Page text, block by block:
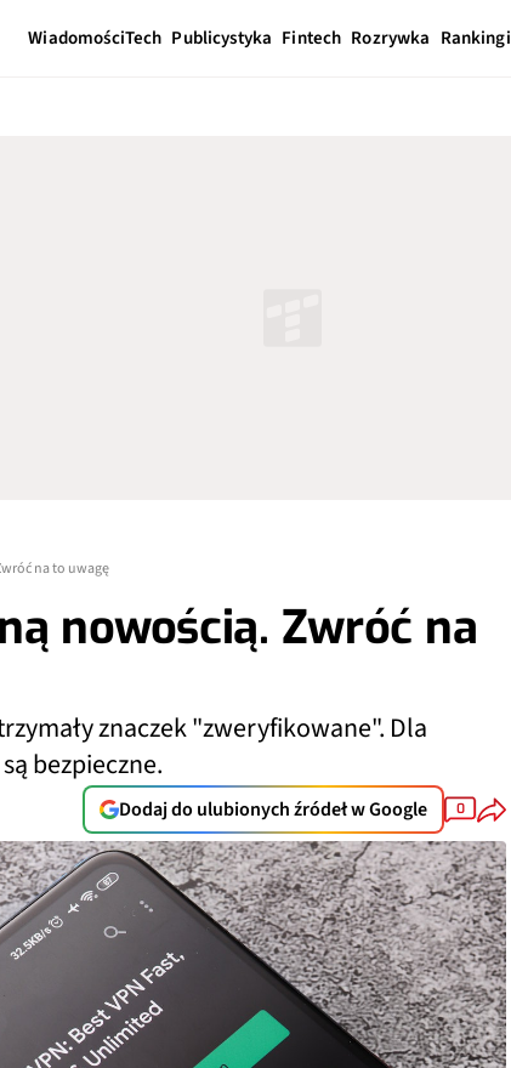
WiadomościTech Publicystyka Fintech Rozrywka Rankingi
na to uwagę
nowością. Zwróć na
znaczek "zweryfikowane". Dla
bezpieczne.
Dodaj do ulubionych źródeł w Google 0